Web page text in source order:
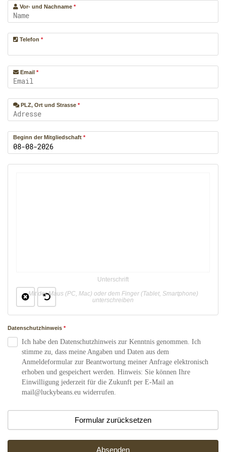
Vor- und Nachname *
Telefon *
Email *
PLZ, Ort und Strasse *
Beginn der Mitgliedschaft *
Unterschrift
Mit der Maus (PC, Mac) oder dem Finger (Tablet, Smartphone)
unterschreiben
Datenschutzhinweis *
Ich habe den Datenschutzhinweis zur Kenntnis genommen. Ich
stimme zu, dass meine Angaben und Daten aus dem
Anmeldeformular zur Beantwortung meiner Anfrage elektronisch
erhoben und gespeichert werden. Hinweis: Sie können Ihre
Einwilligung jederzeit für die Zukunft per E-Mail an
mail@luckybeans.eu widerrufen.
Formular zurücksetzen
Absenden